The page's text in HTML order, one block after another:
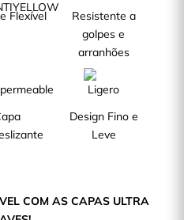
Flexível
Resistente a
golpes e
arranhões
Design Fino e
Leve
COM AS CAPAS ULTRA